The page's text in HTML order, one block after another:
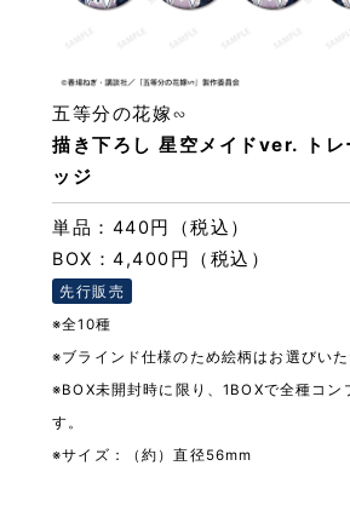
描き下ろし 星空メイドver. トレ
ッジ
五等分の花嫁∽
単品：440円（税込）
BOX：4,400円（税込）
先行販売
※全10種
※ブラインド仕様のため絵柄はお選びいた
※BOX未開封時に限り、1BOXで全種コン
す。
※サイズ：（約）直径56mm